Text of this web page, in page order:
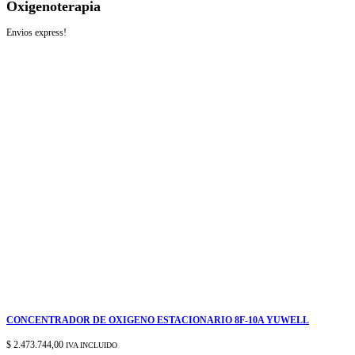
Oxigenoterapia
Envios express!
CONCENTRADOR DE OXIGENO ESTACIONARIO 8F-10A YUWELL
$ 2.473.744,00 IVA INCLUIDO